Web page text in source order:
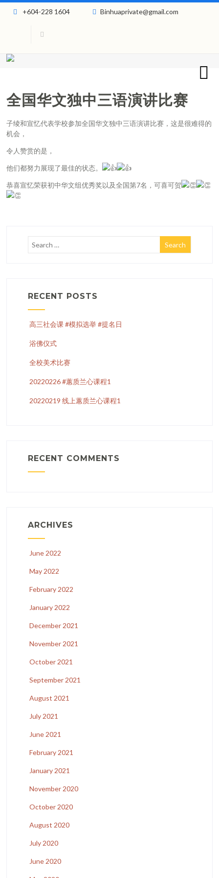
+604-228 1604 Binhuaprivate@gmail.com
全国华文独中三语演讲比赛
子绫和宣忆代表学校参加全国华文独中三语演讲比赛，这是很难得的
机会，
令人赞赏的是，
他们都努力展现了最佳的状态。
恭喜宣忆荣获初中华文组优秀奖以及全国第7名，可喜可贺
RECENT POSTS
高三社会课 #模拟选举 #提名日
浴佛仪式
全校美术比赛
20220226 #蕙质兰心课程1
20220219 线上蕙质兰心课程1
RECENT COMMENTS
ARCHIVES
June 2022
May 2022
February 2022
January 2022
December 2021
November 2021
October 2021
September 2021
August 2021
July 2021
June 2021
February 2021
January 2021
November 2020
October 2020
August 2020
July 2020
June 2020